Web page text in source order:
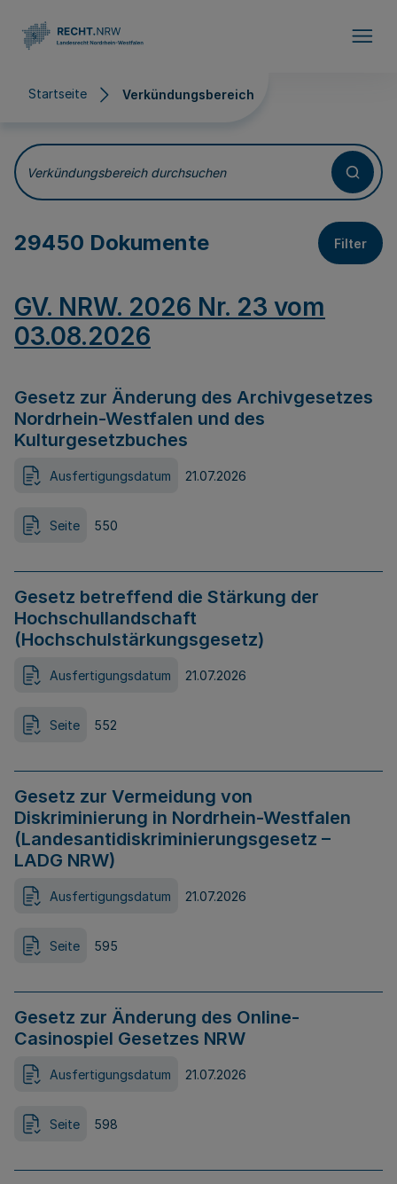
Startseite Verkündungsbereich
Verkündungsbereich
Verkündungsbereich durchsuchen
29450 Dokumente Filter
GV. NRW. 2026 Nr. 23 vom
03.08.2026
Gesetz zur Änderung des Archivgesetzes
Nordrhein-Westfalen und des
Kulturgesetzbuches
Ausfertigungsdatum 21.07.2026
Seite 550
Gesetz betreffend die Stärkung der
Hochschullandschaft
(Hochschulstärkungsgesetz)
Ausfertigungsdatum 21.07.2026
Seite 552
Gesetz zur Vermeidung von
Diskriminierung in Nordrhein-Westfalen
(Landesantidiskriminierungsgesetz –
LADG NRW)
Ausfertigungsdatum 21.07.2026
Seite 595
Gesetz zur Änderung des Online-
Casinospiel Gesetzes NRW
Ausfertigungsdatum 21.07.2026
Seite 598